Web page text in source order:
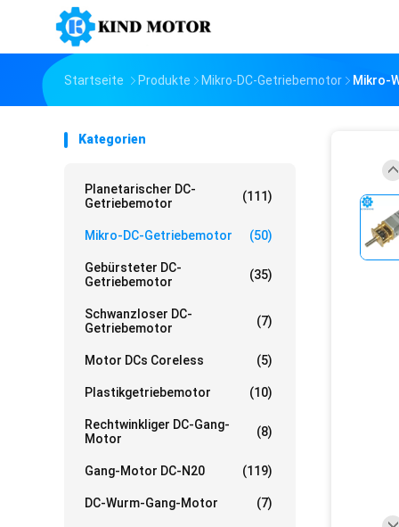
Startseite Produkte Mikro-DC-Getriebemotor Mikro-
Kategorien
Planetarischer DC-
Getriebemotor
(111)
Mikro-DC-Getriebemotor (50)
Gebürsteter DC-
Getriebemotor
(35)
Schwanzloser DC-
Getriebemotor
(7)
Motor DCs Coreless (5)
Plastikgetriebemotor (10)
Rechtwinkliger DC-Gang-
Motor
(8)
Gang-Motor DC-N20 (119)
DC-Wurm-Gang-Motor (7)